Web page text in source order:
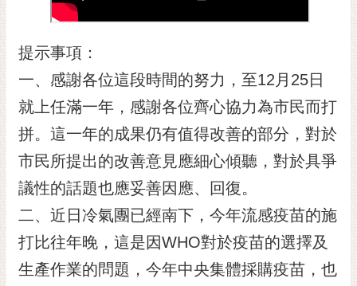
導
訂
閱
RSS
訂
閱
電
子
報
市
提示事項：
一、感謝各位這段時間的努力，至12月25日
就上任滿一年，感謝各位齊心協力為市民而打
拼。這一年的成果仍有值得改善的部分，對於
市民所提出的改善意見應細心傾聽，對於具爭
議性的話題也應妥善因應、回復。
二、近日冷氣團已經南下，今年流感疫苗的施
打比往年晚，這是因WHO對於疫苗的選擇及
生產作業的問題，今年中央集體採購疫苗，也